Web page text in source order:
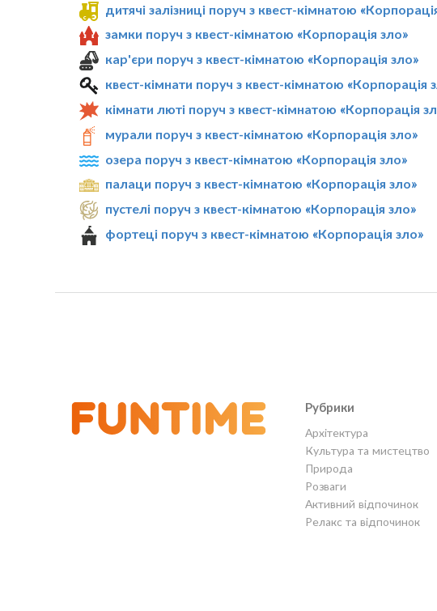
дитячі залізниці поруч з квест-кімнатою
замки поруч з квест-кімнатою «Корпорація зло»
кар'єри поруч з квест-кімнатою «Корпорація зло»
квест-кімнати поруч з квест-кімнатою «Корпорація
кімнати люті поруч з квест-кімнатою «Корпорація
мурали поруч з квест-кімнатою «Корпорація зло»
озера поруч з квест-кімнатою «Корпорація зло»
палаци поруч з квест-кімнатою «Корпорація зло»
пустелі поруч з квест-кімнатою «Корпорація зло»
фортеці поруч з квест-кімнатою «Корпорація зло»
Рубрики
Архітектура
Культура та мистецтво
Природа
Розваги
Активний відпочинок
Релакс та відпочинок